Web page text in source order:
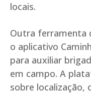
locais.
Outra ferramenta
o aplicativo
para auxiliar
em campo. A
sobre localização,